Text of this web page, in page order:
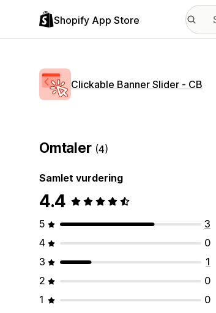
Shopify App Store
Clickable Banner Slider ‑ CB
Omtaler (4)
Samlet vurdering
4.4
5
3
4
0
3
1
2
0
1
0